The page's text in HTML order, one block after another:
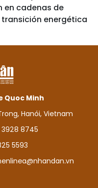
en cadenas de
energética
Quoc Minh
Hanói, Vietnam
8745
5593